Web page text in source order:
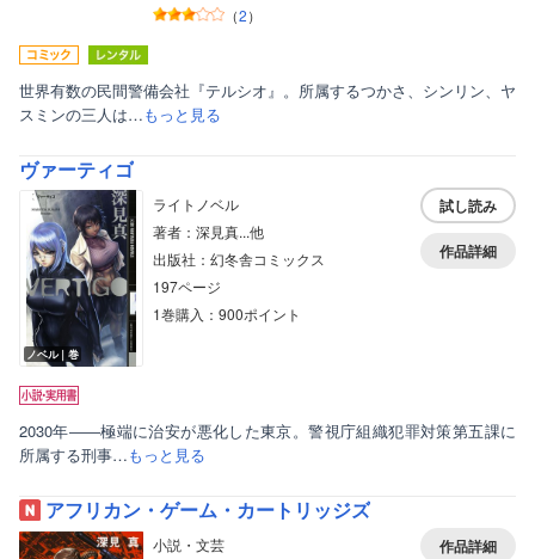
（2）
世界有数の民間警備会社『テルシオ』。所属するつかさ、シンリン、ヤ
スミンの三人は…もっと見る
ヴァーティゴ
ノベル｜巻
ライトノベル
著者：深見真...他
出版社：幻冬舎コミックス
197ページ
1巻購入：900ポイント
試し読み
作品詳細
2030年――極端に治安が悪化した東京。警視庁組織犯罪対策第五課に
所属する刑事…もっと見る
アフリカン・ゲーム・カートリッジズ
小説・文芸
作品詳細